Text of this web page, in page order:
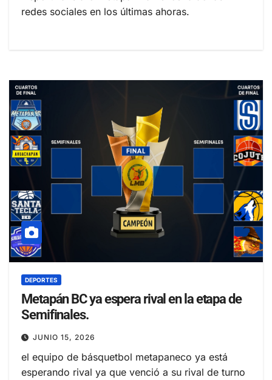
redes sociales en los últimas ahoras.
DEPORTES
Metapán BC ya espera rival en la etapa de
Semifinales.
JUNIO 15, 2026
el equipo de básquetbol metapaneco ya está
esperando rival ya que venció a su rival de turno